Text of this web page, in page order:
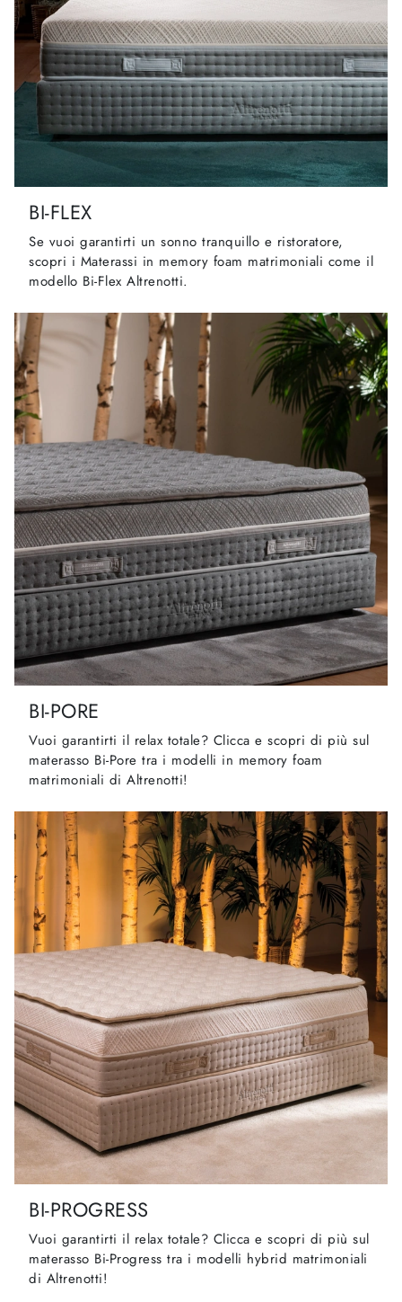
BI-FLEX
Se vuoi garantirti un sonno tranquillo e ristoratore,
scopri i Materassi in memory foam matrimoniali come il
modello Bi-Flex Altrenotti.
BI-PORE
Vuoi garantirti il relax totale? Clicca e scopri di più sul
materasso Bi-Pore tra i modelli in memory foam
matrimoniali di Altrenotti!
BI-PROGRESS
Vuoi garantirti il relax totale? Clicca e scopri di più sul
materasso Bi-Progress tra i modelli hybrid matrimoniali
di Altrenotti!